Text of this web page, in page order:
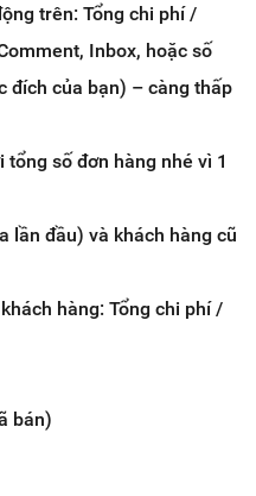
trên: Tổng chi phí /
Inbox, hoặc số
đích của bạn) – càng thấp
tổng số đơn hàng nhé vì 1
lần đầu) và khách hàng cũ
hàng: Tổng chi phí /
bán)